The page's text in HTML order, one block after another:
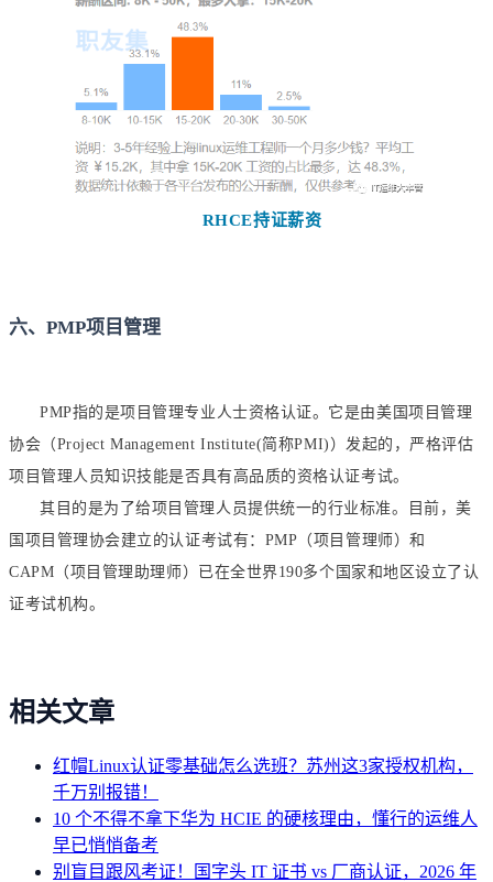
RHCE持证薪资
六、PMP项目管理
PMP指的是项目管理专业 人士资格认证。它是由美国项目管理
协会（Project Management Institute(简称PMI)）发起的，严格评估
项目管理人员知识技能是否具有高品质的资格认证考试。
其 目的是为了给项目管理人员提供统一的行业标准。目前，美
国项目管理协会建立的认证考试有：PMP（项目管理师）和
CAPM（项目管理助理师）已在全世界190多个国家和地区设立了认
证考试机构。
相关文章
红帽Linux认证零基础怎么选班？苏州这3家授权机构，
千万别报错！
10 个不得不拿下华为 HCIE 的硬核理由，懂行的运维人
早已悄悄备考
别盲目跟风考证！国字头 IT 证书 vs 厂商认证，2026 年